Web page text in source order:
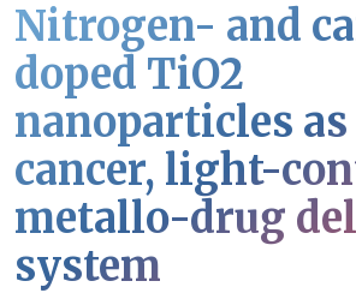
Nitrogen- and
doped TiO2
nanoparticles
cancer, light-
metallo-drug
system